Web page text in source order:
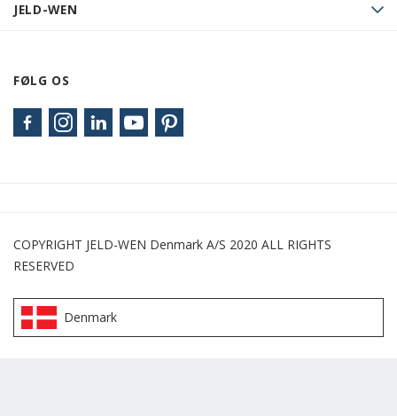
JELD-WEN
FØLG OS
COPYRIGHT JELD-WEN Denmark A/S 2020 ALL RIGHTS
RESERVED
Denmark